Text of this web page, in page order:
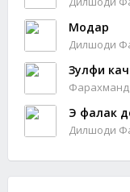
Модар
Дилшоди
Зулфи
Э фалак
Дилшоди